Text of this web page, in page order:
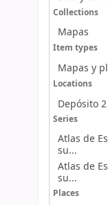
Collections
Mapas
Item types
Mapas y
Locations
Depósito 2
Series
Atlas de
su...
Atlas de
su...
Places